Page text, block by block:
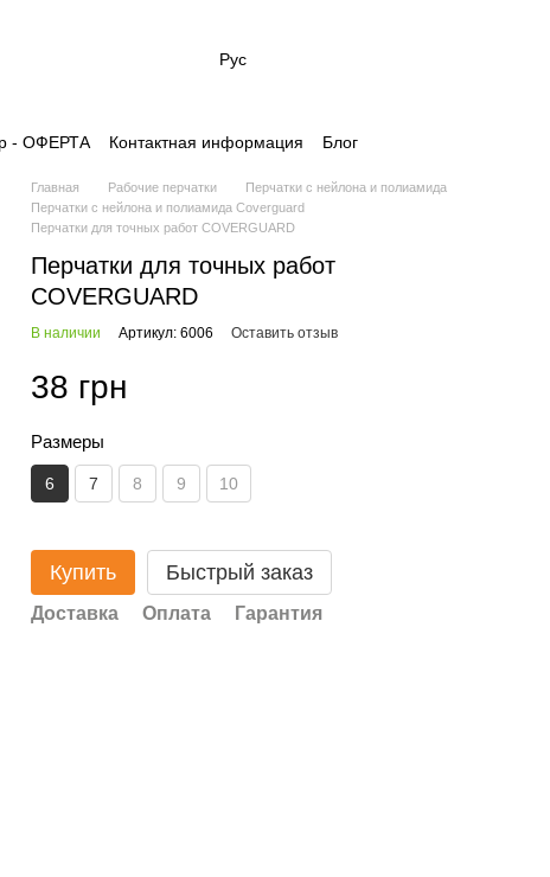
Рус
- ОФЕРТА Контактная информация Блог
Главная Рабочие перчатки
Перчатки с нейлона и полиамида
Перчатки с нейлона и полиамида Coverguard
Перчатки для точных работ COVERGUARD
Перчатки для точных работ
COVERGUARD
В наличии Артикул: 6006 Оставить отзыв
38 грн
Размеры
6 7 8 9 10
Купить Быстрый заказ
Доставка Оплата Гарантия